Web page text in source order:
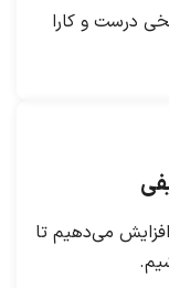
درست و کارا
می‌دهیم تا